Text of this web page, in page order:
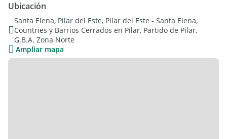
Cama 2 plazas con respaldo, cómoda y 2 mesas de luz, cama
de 1 plaza, colchones, 2 escritorios, 4 AA BGH Inverter Frio
Calor, cortinas roller, mosquiteros, espejos, heladera,
lavarropa, mesa y 6 sillas para el living, mesa y sillas para la
galería, maquina de cortar pasto, bordeadora y elementos
Ubicación
Santa Elena, Pilar del Este, Pilar del Este - Santa Elena,
Countries y Barrios Cerrados en Pilar, Partido de Pilar,
G.B.A. Zona Norte
Ampliar mapa